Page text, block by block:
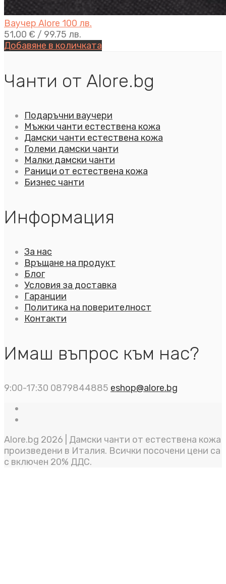
Ваучер Alore 100 лв.
51,00 € / 99.75 лв.
Добавяне в количката
Чанти от Alore.bg
Подаръчни ваучери
Мъжки чанти естествена кожа
Дамски чанти естествена кожа
Големи дамски чанти
Малки дамски чанти
Раници от естествена кожа
Бизнес чанти
Информация
За нас
Връщане на продукт
Блог
Условия за доставка
Гаранции
Политика на поверителност
Контакти
Имаш въпрос към нас?
9:00-17:30 0879844885 eshop@alore.bg
Alore.bg 2026 | Дамски чанти от естествена кожа
произведени в Италия. Всички посочени цени са
с включен 20% ДДС.